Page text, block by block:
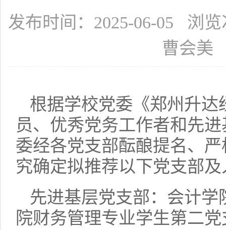
发布时间：2025-06-05 浏览
曹会美
根据学校党委《郑州升
员、优秀党务工作者和先
委经各党支部酝酿提名、
究确定拟推荐以下党支部
先进基层党支部：会计
院财务管理专业学生第二党